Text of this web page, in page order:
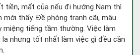
tiền, mất của nếu đi hướng Nam thì
mới thấy. Đề phòng tranh cãi, mâu
miệng tiếng tầm thường. Việc làm
la nhưng tốt nhất làm việc gì đều cần